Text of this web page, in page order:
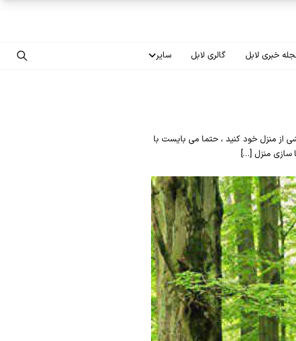
خبری لابل گالری لابل سایر
فرصت‌های شغلی
از منزل خود کنید ، حتما می بایست با
سازی منزل […]